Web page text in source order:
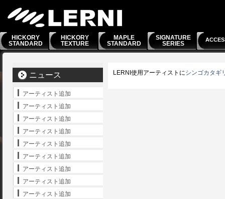
HICKORY
STANDARD
HICKORY
TEXTURE
MAPLE
STANDARD
SIGNATURE
SERIES
LERNI使用アーティストにシンゴカタギ
ニュース
アーティスト追加
アーティスト追加
アーティスト追加
アーティスト追加
アーティスト追加
アーティスト追加
アーティスト追加
アーティスト追加
アーティスト追加